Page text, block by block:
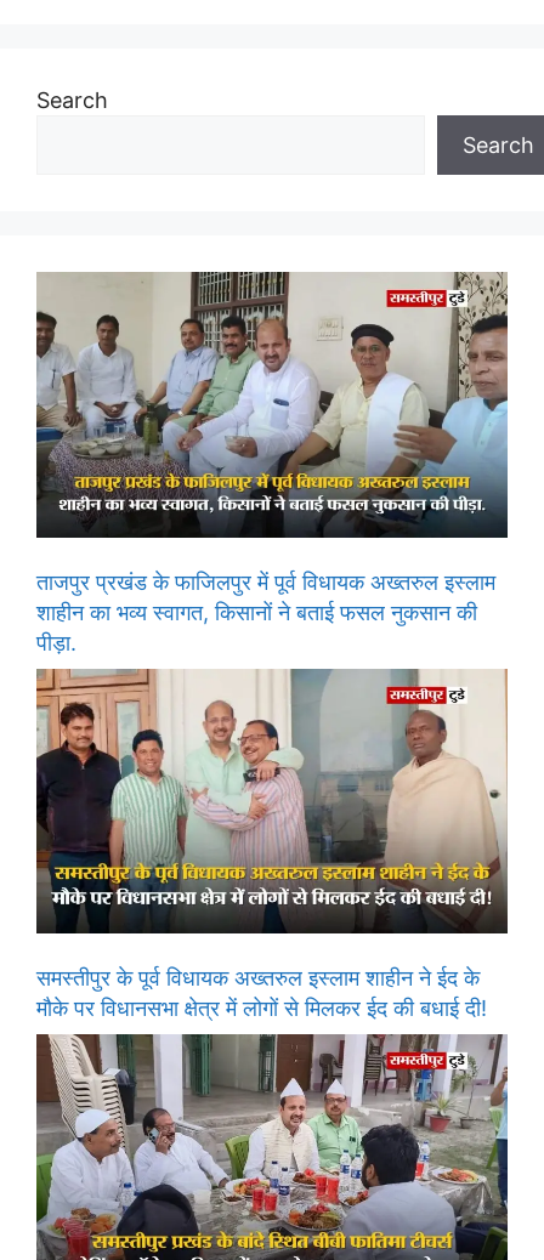
Search
Search
ताजपुर प्रखंड के फाजिलपुर में पूर्व विधायक अख्तरुल इस्लाम
शाहीन का भव्य स्वागत, किसानों ने बताई फसल नुकसान की
पीड़ा.
समस्तीपुर के पूर्व विधायक अख्तरुल इस्लाम शाहीन ने ईद के
मौके पर विधानसभा क्षेत्र में लोगों से मिलकर ईद की बधाई दी!